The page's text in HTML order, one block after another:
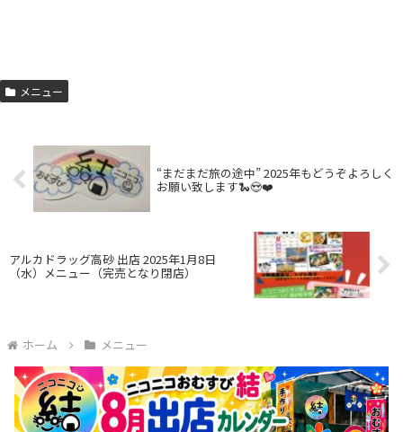
メニュー
“まだまだ旅の途中” 2025年もどうぞよろしく
お願い致します🐍😍❤️
アルカドラッグ高砂 出店 2025年1月8日
（水）メニュー（完売となり閉店）
ホーム メニュー